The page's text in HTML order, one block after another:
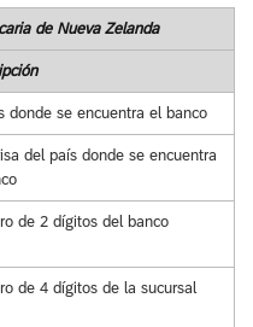
de Nueva Zelanda
donde se encuentra el banco
del país donde se encuentra
de 2 dígitos del banco
de 4 dígitos de la sucursal